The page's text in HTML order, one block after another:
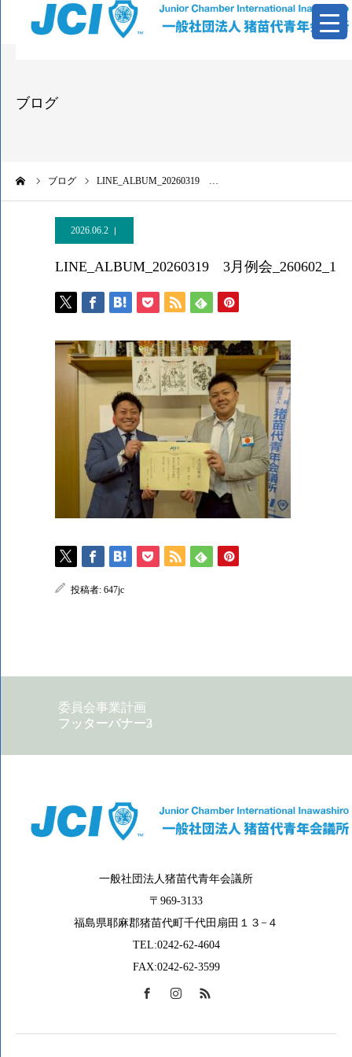
ブログ
ブログ LINE_ALBUM_20260319 …
2026.06.2
LINE_ALBUM_20260319 3月例会_260602_1
投稿者: 647jc
委員会事業計画
フッターバナー2
フッターバナー3
一般社団法人猪苗代青年会議所
〒969-3133
福島県耶麻郡猪苗代町千代田扇田１３−４
TEL:0242-62-4604
FAX:0242-62-3599
情報公開
お問い合わせ